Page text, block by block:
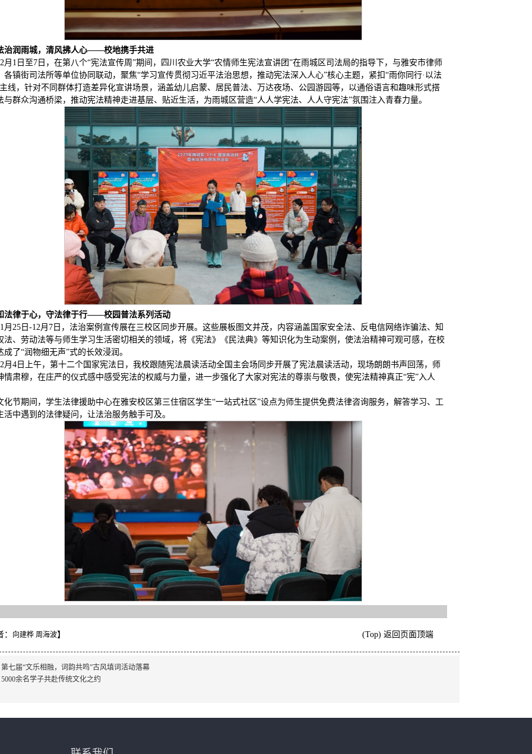
治润雨城，清风拂人心——校地携手共进
月1日至7日，在第八个“宪法宣传周”期间，四川农业大学“农情师生宪法宣讲团”在雨城区司法局的指导下，与雅安市律师
各镇街司法所等单位协同联动，聚焦“学习宣传贯彻习近平法治思想，推动宪法深入人心”核心主题，紧扣“雨你同行·以法
线，针对不同群体打造差异化宣讲场景，涵盖幼儿启蒙、居民普法、万达夜场、公园游园等，以通俗语言和趣味形式搭
与群众沟通桥梁，推动宪法精神走进基层、贴近生活，为雨城区营造“人人学宪法、人人守宪法”氛围注入青春力量。
法律于心，守法律于行——校园普法系列活动
月25日-12月7日，法治案例宣传展在三校区同步开展。这些展板图文并茂，内容涵盖国家安全法、反电信网络诈骗法、知
法、劳动法等与师生学习生活密切相关的领域，将《宪法》《民法典》等知识化为生动案例，使法治精神可观可感，在校
成了“润物细无声”式的长效浸润。
月4日上午，第十二个国家宪法日，我校跟随宪法晨读活动全国主会场同步开展了宪法晨读活动，现场朗朗书声回荡，师
情肃穆，在庄严的仪式感中感受宪法的权威与力量，进一步强化了大家对宪法的尊崇与敬畏，使宪法精神真正“宪”入人
化节期间，学生法律援助中心在雅安校区第三住宿区学生“一站式社区”设点为师生提供免费法律咨询服务，解答学习、工
活中遇到的法律疑问，让法治服务触手可及。
： 向建桦 周海波】 (Top) 返回页面顶端
第七届“文乐相融，词韵共鸣”古风填词活动落幕
5000余名学子共赴传统文化之约